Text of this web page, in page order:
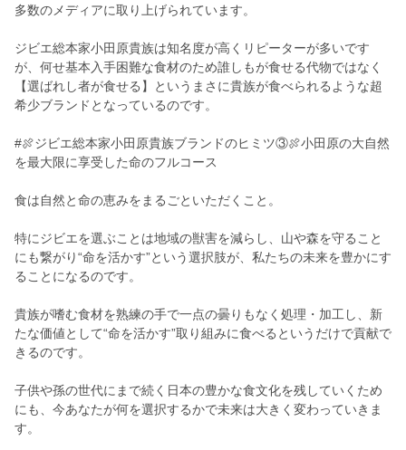
多数のメディアに取り上げられています。
ジビエ総本家小田原貴族は知名度が高くリピーターが多いです
が、何せ基本入手困難な食材のため誰しもが食せる代物ではなく
【選ばれし者が食せる】というまさに貴族が食べられるような超
希少ブランドとなっているのです。
#🍖ジビエ総本家小田原貴族ブランドのヒミツ③🍖小田原の大自然
を最大限に享受した命のフルコース
食は自然と命の恵みをまるごといただくこと。
特にジビエを選ぶことは地域の獣害を減らし、山や森を守ること
にも繋がり“命を活かす”という選択肢が、私たちの未来を豊かにす
ることになるのです。
貴族が嗜む食材を熟練の手で一点の曇りもなく処理・加工し、新
たな価値として“命を活かす”取り組みに食べるというだけで貢献で
きるのです。
子供や孫の世代にまで続く日本の豊かな食文化を残していくため
にも、今あなたが何を選択するかで未来は大きく変わっていきま
す。